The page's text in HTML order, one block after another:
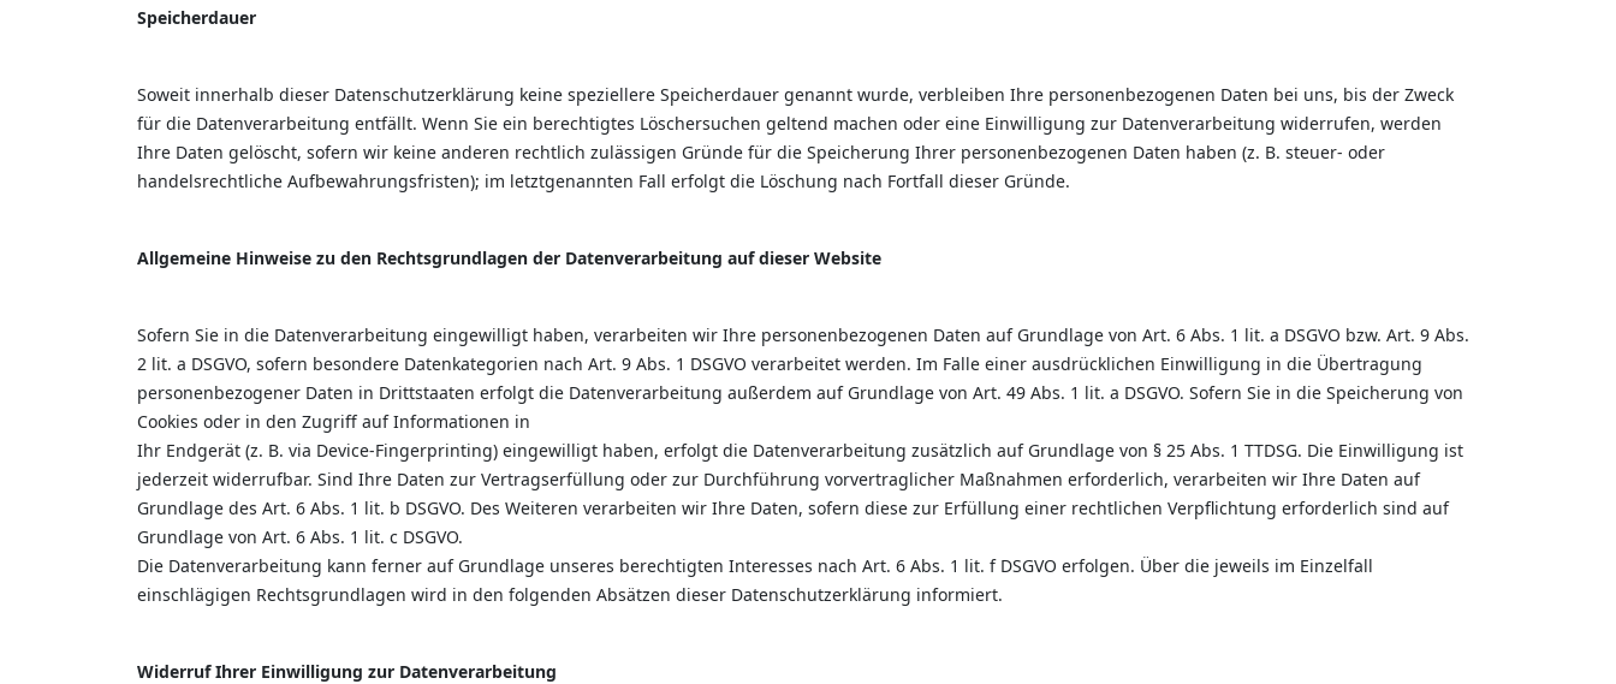
Speicherdauer
Soweit innerhalb dieser Datenschutzerklärung keine speziellere Speicherdauer genannt wurde, verbleiben Ihre personenbezogenen Daten bei uns, bis der Zweck
für die Datenverarbeitung entfällt. Wenn Sie ein berechtigtes Löschersuchen geltend machen oder eine Einwilligung zur Datenverarbeitung widerrufen, werden
Ihre Daten gelöscht, sofern wir keine anderen rechtlich zulässigen Gründe für die Speicherung Ihrer personenbezogenen Daten haben (z. B. steuer- oder
handelsrechtliche Aufbewahrungsfristen); im letztgenannten Fall erfolgt die Löschung nach Fortfall dieser Gründe.
Allgemeine Hinweise zu den Rechtsgrundlagen der Datenverarbeitung auf dieser Website
Sofern Sie in die Datenverarbeitung eingewilligt haben, verarbeiten wir Ihre personenbezogenen Daten auf Grundlage von Art. 6 Abs. 1 lit. a DSGVO bzw. Art. 9 Abs.
2 lit. a DSGVO, sofern besondere Datenkategorien nach Art. 9 Abs. 1 DSGVO verarbeitet werden. Im Falle einer ausdrücklichen Einwilligung in die Übertragung
personenbezogener Daten in Drittstaaten erfolgt die Datenverarbeitung außerdem auf Grundlage von Art. 49 Abs. 1 lit. a DSGVO. Sofern Sie in die Speicherung von
Cookies oder in den Zugriff auf Informationen in
Ihr Endgerät (z. B. via Device-Fingerprinting) eingewilligt haben, erfolgt die Datenverarbeitung zusätzlich auf Grundlage von § 25 Abs. 1 TTDSG. Die Einwilligung ist
jederzeit widerrufbar. Sind Ihre Daten zur Vertragserfüllung oder zur Durchführung vorvertraglicher Maßnahmen erforderlich, verarbeiten wir Ihre Daten auf
Grundlage des Art. 6 Abs. 1 lit. b DSGVO. Des Weiteren verarbeiten wir Ihre Daten, sofern diese zur Erfüllung einer rechtlichen Verpflichtung erforderlich sind auf
Grundlage von Art. 6 Abs. 1 lit. c DSGVO.
Die Datenverarbeitung kann ferner auf Grundlage unseres berechtigten Interesses nach Art. 6 Abs. 1 lit. f DSGVO erfolgen. Über die jeweils im Einzelfall
einschlägigen Rechtsgrundlagen wird in den folgenden Absätzen dieser Datenschutzerklärung informiert.
Widerruf Ihrer Einwilligung zur Datenverarbeitung